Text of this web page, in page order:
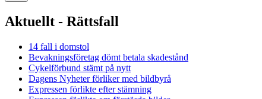
Aktuellt - Rättsfall
14 fall i domstol
Bevakningsföretag dömt betala skadestånd
Cykelförbund stämt på nytt
Dagens Nyheter förliker med bildbyrå
Expressen förlikte efter stämning